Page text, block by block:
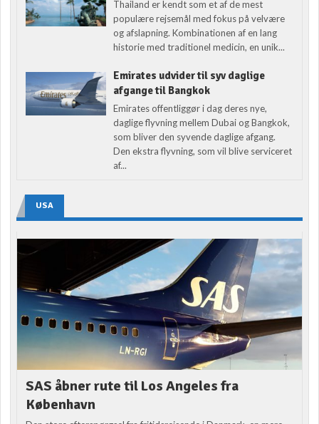
Thailand er kendt som et af de mest
populære rejsemål med fokus på velvære
og afslapning. Kombinationen af en lang
historie med traditionel medicin, en unik...
Emirates udvider til syv daglige
afgange til Bangkok
Emirates offentliggør i dag deres nye,
daglige flyvning mellem Dubai og Bangkok,
som bliver den syvende daglige afgang.
Den ekstra flyvning, som vil blive serviceret
af...
USA
SAS åbner rute til Los Angeles fra
København